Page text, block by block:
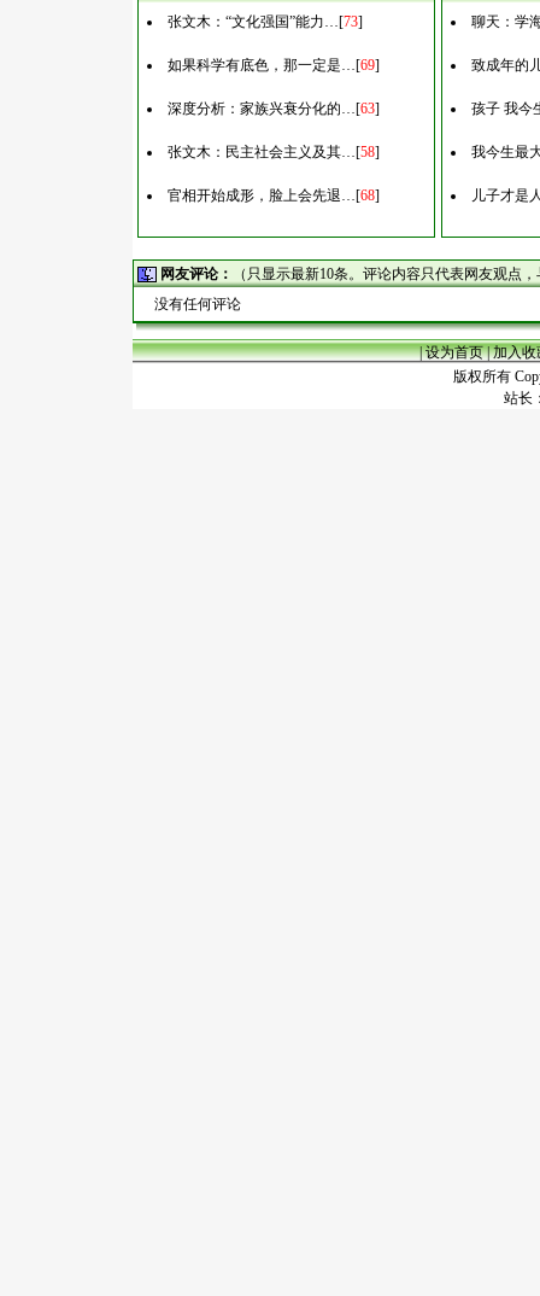
张文木：“文化强国”能力…[73]
如果科学有底色，那一定是…[69]
深度分析：家族兴衰分化的…[63]
张文木：民主社会主义及其…[58]
官相开始成形，脸上会先退…[68]
聊天：学
致成年的
孩子 我今
我今生最
儿子才是
网友评论：
（只显示最新10条。评论内容只代表网友观点
没有任何评论
|设为首页|加入收
版权所有
站长